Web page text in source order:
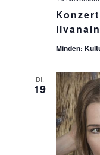
Minden:
DI.
19